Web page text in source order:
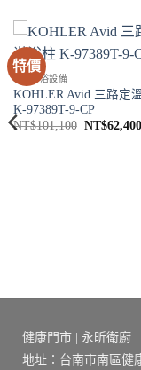
特價
SPA淋浴設備
KOHLER Avid 三路定
K-97389T-9-CP
NT$101,100 原
NT$62,400
健康門市 | 永昕衛廚
地址：台南市南區健